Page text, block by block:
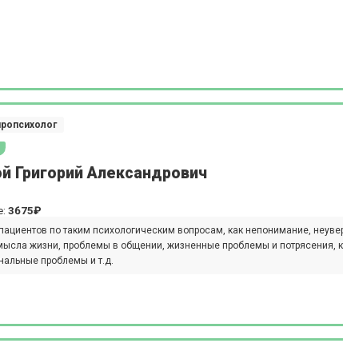
Григорий Александрович
3675₽
по таким психологическим вопросам, как непонимание,
жизни, проблемы в общении, жизненные проблемы и потрясения,
проблемы и т.д.